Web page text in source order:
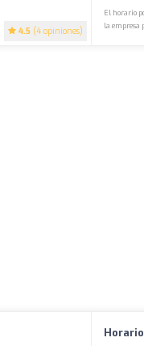
4.5 (4 opiniones)
El horario
la empresa